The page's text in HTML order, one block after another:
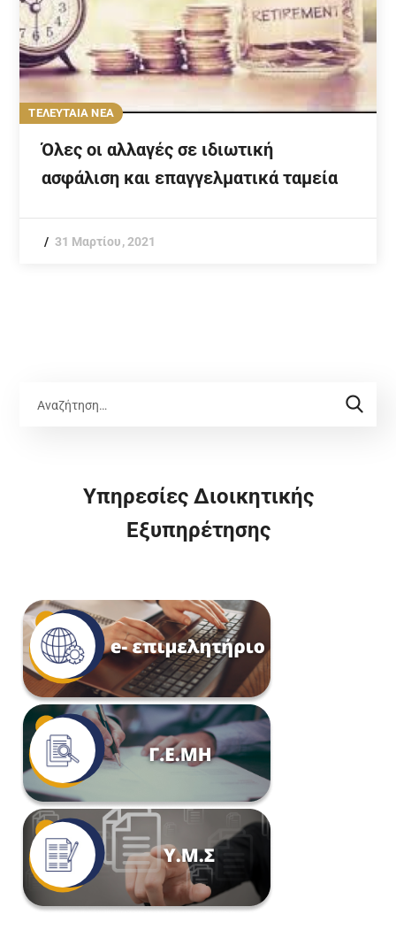
ΤΕΛΕΥΤΑΙΑ ΝΕΑ
Όλες οι αλλαγές σε ιδιωτική
ασφάλιση και επαγγελματικά ταμεία
31 Μαρτίου, 2021
Υπηρεσίες Διοικητικής
Εξυπηρέτησης